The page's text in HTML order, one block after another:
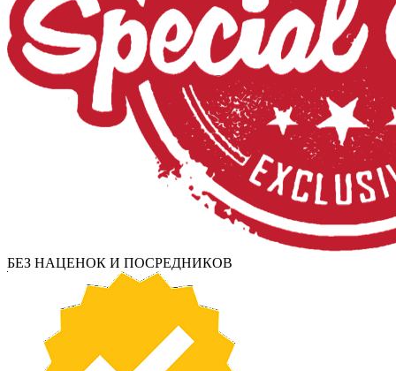
БЕЗ НАЦЕНОК И ПОСРЕДНИКОВ